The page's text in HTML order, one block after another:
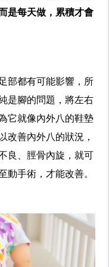
是每天做，累積才會
部都有可能影響，所
是腳的問題，將左右
它就像內外八的鞋墊
改善內外八的狀況，
良、脛骨內旋，就可
動手術，才能改善。